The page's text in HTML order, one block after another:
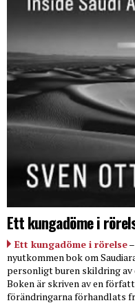
Ett kungadöme i
Ett kungadöme i rörelse
nyutkommen bok om
personligt buren skildring
Boken är skriven av en
förändringarna förhandlats